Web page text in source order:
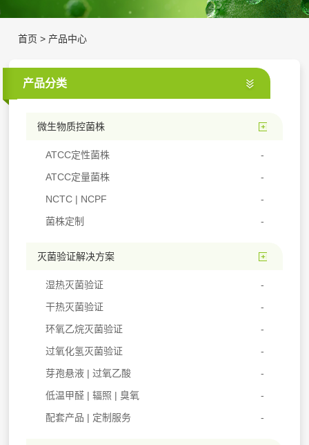
首页 > 产品中心
产品分类
微生物质控菌株
ATCC定性菌株
ATCC定量菌株
NCTC | NCPF
菌株定制
灭菌验证解决方案
湿热灭菌验证
干热灭菌验证
环氧乙烷灭菌验证
过氧化氢灭菌验证
芽孢悬液 | 过氧乙酸
低温甲醛 | 辐照 | 臭氧
配套产品 | 定制服务